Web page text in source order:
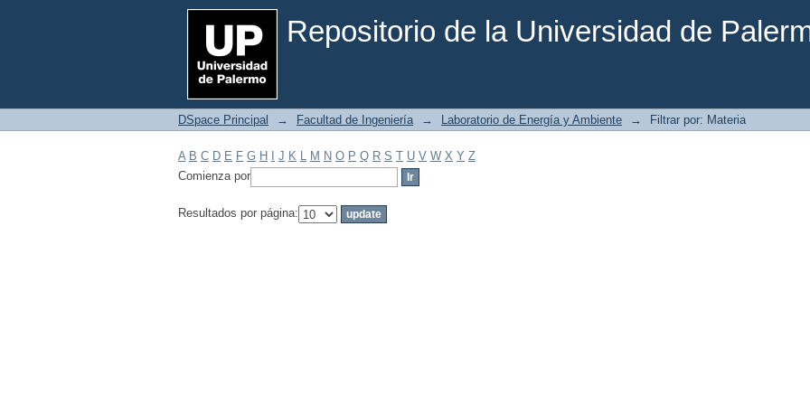
Repositorio de la Universidad de
Filtrar por: Materia
DSpace Principal → Facultad de Ingeniería → Laboratorio de Energía y Ambiente → Filtrar por: Materia
A B C D E F G H J K L M N O P Q R S T U V W X Y Z
Comienza por
Resultados por página: